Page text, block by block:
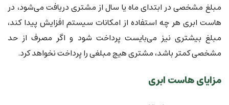
مبلغ مشخصی در ابتدای ماه یا سال از مشتری دریافت می‌شود، در
هاست ابری هر چه استفاده از امکانات سیستم افزایش پیدا کند،
مبلغ بیشتری نیز می‌بایست پرداخت شود و اگر مصرف از حد
مشخصی کمتر باشد، مشتری هیچ مبلغی را پرداخت نخواهد کرد.
مزایای هاست ابری